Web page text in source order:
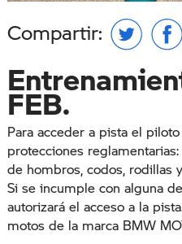
FEB.
Para acceder a pista el
protecciones
de hombros, codos, rodillas
Si se incumple con alguna
autorizará el acceso a la
motos de la marca BMW
Compartir: